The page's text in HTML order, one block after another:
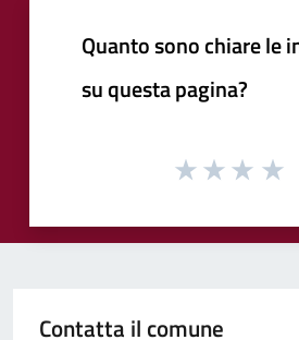
Quanto sono chiare le
su questa pagina?
Contatta il comune